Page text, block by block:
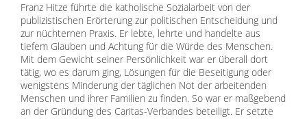
Franz Hitze führte die katholische Sozialarbeit von der
publizistischen Erörterung zur politischen Entscheidung und
zur nüchternen Praxis. Er lebte, lehrte und handelte aus
tiefem Glauben und Achtung für die Würde des Menschen.
Mit dem Gewicht seiner Persönlichkeit war er überall dort
tätig, wo es darum ging, Lösungen für die Beseitigung oder
wenigstens Minderung der täglichen Not der arbeitenden
Menschen und ihrer Familien zu finden. So war er maßgebend
an der Gründung des Caritas-Verbandes beteiligt. Er setzte